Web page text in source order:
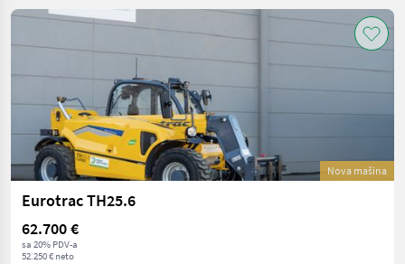
Nova mašina
Eurotrac TH25.6
62.700 €
sa 20% PDV-a
52.250 € neto